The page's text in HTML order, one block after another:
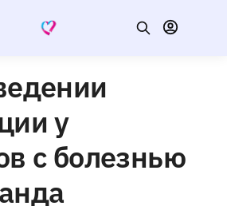
у
с болезнью